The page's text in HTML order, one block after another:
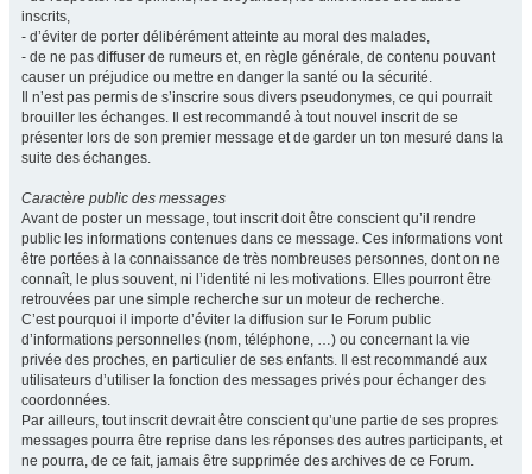
inscrits,
- d’éviter de porter délibérément atteinte au moral des malades,
- de ne pas diffuser de rumeurs et, en règle générale, de contenu pouvant
causer un préjudice ou mettre en danger la santé ou la sécurité.
Il n’est pas permis de s’inscrire sous divers pseudonymes, ce qui pourrait
brouiller les échanges. Il est recommandé à tout nouvel inscrit de se
présenter lors de son premier message et de garder un ton mesuré dans la
suite des échanges.
Caractère public des messages
Avant de poster un message, tout inscrit doit être conscient qu’il rendre
public les informations contenues dans ce message. Ces informations vont
être portées à la connaissance de très nombreuses personnes, dont on ne
connaît, le plus souvent, ni l’identité ni les motivations. Elles pourront être
retrouvées par une simple recherche sur un moteur de recherche.
C’est pourquoi il importe d’éviter la diffusion sur le Forum public
d’informations personnelles (nom, téléphone, …) ou concernant la vie
privée des proches, en particulier de ses enfants. Il est recommandé aux
utilisateurs d’utiliser la fonction des messages privés pour échanger des
coordonnées.
Par ailleurs, tout inscrit devrait être conscient qu’une partie de ses propres
messages pourra être reprise dans les réponses des autres participants, et
ne pourra, de ce fait, jamais être supprimée des archives de ce Forum.